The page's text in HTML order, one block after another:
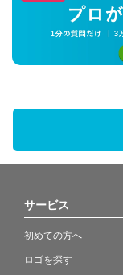
サービス
初めての方へ
ロゴを探す